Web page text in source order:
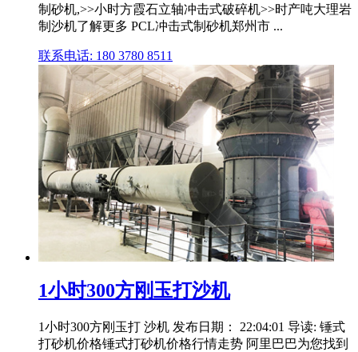
制砂机,>>小时方霞石立轴冲击式破碎机>>时产吨大理岩
制沙机了解更多 PCL冲击式制砂机郑州市 ...
联系电话: 180 3780 8511
1小时300方刚玉打沙机
1小时300方刚玉打 沙机 发布日期： 22:04:01 导读: 锤式
打砂机价格锤式打砂机价格行情走势 阿里巴巴为您找到